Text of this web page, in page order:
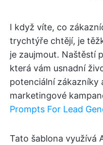
I když víte, co
trychtýře chtějí, je
je zaujmout. Naštěstí
která vám usnadní
potenciální zákazníky
marketingové
Prompts For Lead
Tato šablona využívá